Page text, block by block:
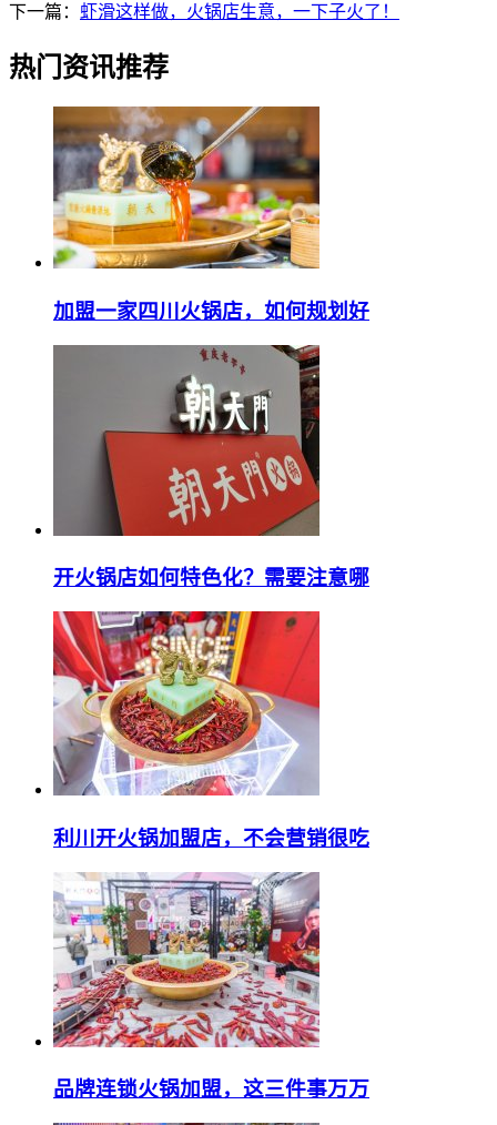
下一篇： 虾滑这样做，火锅店生意，一下子火了！
热门资讯推荐
加盟一家四川火锅店，如何规划好
开火锅店如何特色化？需要注意哪
利川开火锅加盟店，不会营销很吃
品牌连锁火锅加盟，这三件事万万